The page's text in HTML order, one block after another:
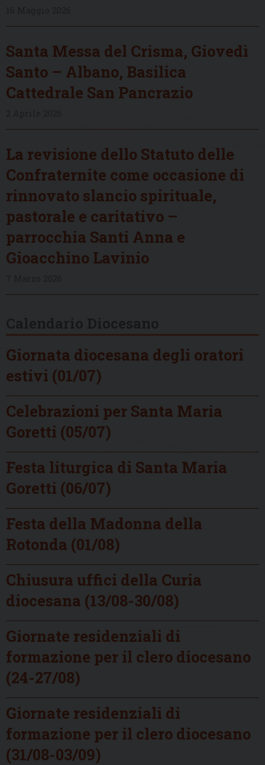
Santa Messa del Crisma, Giovedì
Santo – Albano, Basilica
Cattedrale San Pancrazio
La revisione dello Statuto delle
Confraternite come occasione di
rinnovato slancio spirituale,
pastorale e caritativo –
parrocchia Santi Anna e
Gioacchino Lavinio
Giornata diocesana degli oratori
estivi (01/07)
Celebrazioni per Santa Maria
Goretti (05/07)
Festa liturgica di Santa Maria
Goretti (06/07)
Festa della Madonna della
Rotonda (01/08)
Chiusura uffici della Curia
diocesana (13/08-30/08)
Giornate residenziali di
formazione per il clero diocesano
(24-27/08)
Giornate residenziali di
formazione per il clero diocesano
(31/08-03/09)